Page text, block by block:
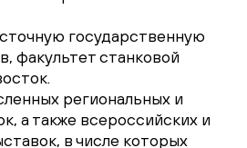
государственную
факультет станковой
региональных и
а также всероссийских и
в числе которых